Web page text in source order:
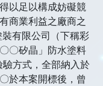
以足以構成妨礙競
商業利益之廠商之
有限公司（下稱彩
〇矽晶」防水塗料
驗方式，全部納入於
於本案開標後，曾